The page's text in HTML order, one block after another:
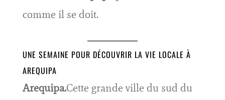
comme il se doit.
UNE SEMAINE POUR DÉCOUVRIR LA VIE LOCALE À
AREQUIPA
Arequipa.Cette grande ville du sud du